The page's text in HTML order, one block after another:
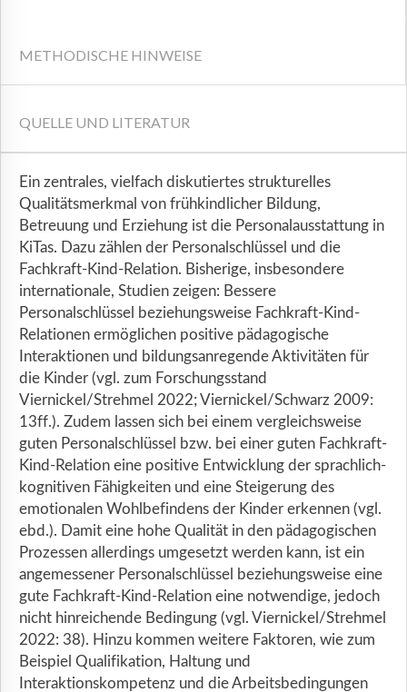
METHODISCHE HINWEISE
QUELLE UND LITERATUR
Ein zentrales, vielfach diskutiertes strukturelles
Qualitätsmerkmal von frühkindlicher Bildung,
Betreuung und Erziehung ist die Personalausstattung in
KiTas. Dazu zählen der Personalschlüssel und die
Fachkraft-Kind-Relation. Bisherige, insbesondere
internationale, Studien zeigen: Bessere
Personalschlüssel beziehungsweise Fachkraft-Kind-
Relationen ermöglichen positive pädagogische
Interaktionen und bildungsanregende Aktivitäten für
die Kinder (vgl. zum Forschungsstand
Viernickel/Strehmel 2022; Viernickel/Schwarz 2009:
13ff.). Zudem lassen sich bei einem vergleichsweise
guten Personalschlüssel bzw. bei einer guten Fachkraft-
Kind-Relation eine positive Entwicklung der sprachlich-
kognitiven Fähigkeiten und eine Steigerung des
emotionalen Wohlbefindens der Kinder erkennen (vgl.
ebd.). Damit eine hohe Qualität in den pädagogischen
Prozessen allerdings umgesetzt werden kann, ist ein
angemessener Personalschlüssel beziehungsweise eine
gute Fachkraft-Kind-Relation eine notwendige, jedoch
nicht hinreichende Bedingung (vgl. Viernickel/Strehmel
2022: 38). Hinzu kommen weitere Faktoren, wie zum
Beispiel Qualifikation, Haltung und
Interaktionskompetenz und die Arbeitsbedingungen